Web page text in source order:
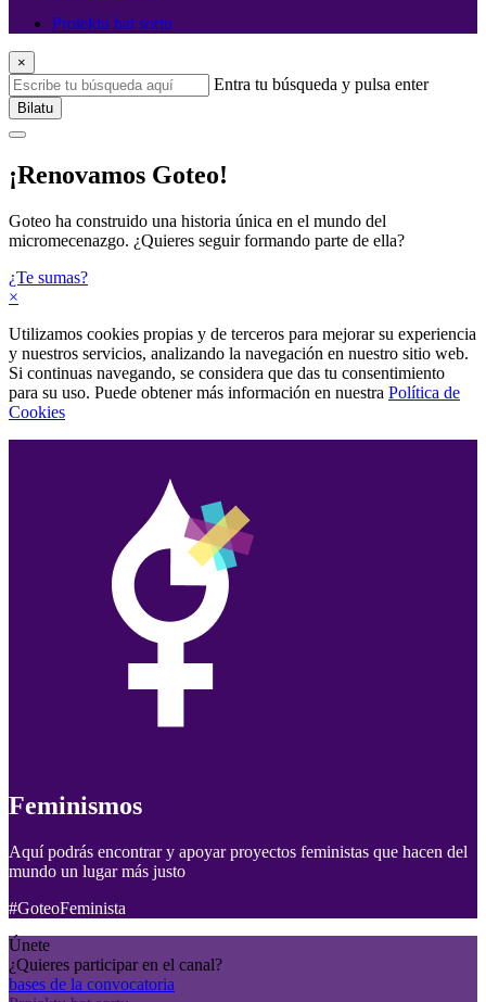
Proiektu bat sortu
×
Entra tu búsqueda y pulsa enter
Bilatu
¡Renovamos Goteo!
Goteo ha construido una historia única en el mundo del
micromecenazgo. ¿Quieres seguir formando parte de ella?
¿Te sumas?
×
Utilizamos cookies propias y de terceros para mejorar su experiencia
y nuestros servicios, analizando la navegación en nuestro sitio web.
Si continuas navegando, se considera que das tu consentimiento
para su uso. Puede obtener más información en nuestra Política de
Cookies
Feminismos
Aquí podrás encontrar y apoyar proyectos feministas que hacen del
mundo un lugar más justo
#GoteoFeminista
Únete
¿Quieres participar en el canal?
bases de la convocatoria